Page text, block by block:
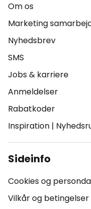
Om os
Marketing
Nyhedsbrev
SMS
Jobs & karriere
Anmeldelser
Rabatkoder
Inspiration |
Sideinfo
Cookies og
Vilkår og betingelser